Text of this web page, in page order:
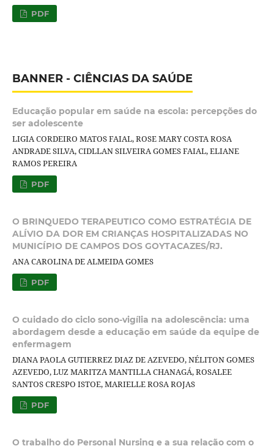
PDF
BANNER - CIÊNCIAS DA SAÚDE
Educação popular em saúde na escola: percepções do
ser adolescente
LIGIA CORDEIRO MATOS FAIAL, ROSE MARY COSTA ROSA
ANDRADE SILVA, CIDLLAN SILVEIRA GOMES FAIAL, ELIANE
RAMOS PEREIRA
PDF
O BRINQUEDO TERAPEUTICO COMO ESTRATÉGIA DE
ALÍVIO DA DOR EM CRIANÇAS HOSPITALIZADAS NO
MUNICÍPIO DE CAMPOS DOS GOYTACAZES/RJ.
ANA CAROLINA DE ALMEIDA GOMES
PDF
O cuidado do ciclo sono-vigília na adolescência: uma
abordagem desde a educação em saúde da equipe de
enfermagem
DIANA PAOLA GUTIERREZ DIAZ DE AZEVEDO, NÉLITON GOMES
AZEVEDO, LUZ MARITZA MANTILLA CHANAGÁ, ROSALEE
SANTOS CRESPO ISTOE, MARIELLE ROSA ROJAS
PDF
O trabalho do Personal Nursing e a sua relação com o